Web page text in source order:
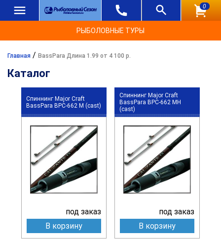
0
РЫБОЛОВНЫЕ ТУРЫ
Главная / BassPara Длина 1.99 от 4 100 р.
Каталог
Спиннинг Major Craft
BassPara BPC-662 M (cast)
под заказ
В корзину
Спиннинг Major Craft
BassPara BPC-662 MH
(cast)
под заказ
В корзину